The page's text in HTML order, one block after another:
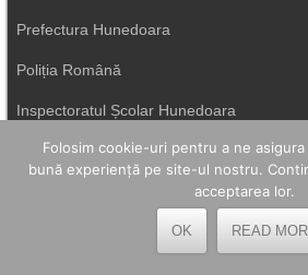
Prefectura Hunedoara
Poliția Română
Inspectoratul Școlar Hunedoara
Consiliul Județean Hunedoara
Folosim cookie-uri pentru a ne
bună experiență pe site-ul nostru.
acceptarea lor.
OK READ